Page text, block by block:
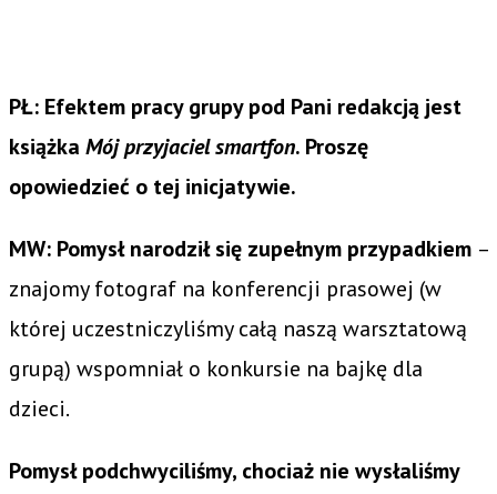
PŁ: Efektem pracy grupy pod Pani redakcją jest
książka Mój przyjaciel smartfon. Proszę
opowiedzieć o tej inicjatywie.
MW: Pomysł narodził się zupełnym przypadkiem –
znajomy fotograf na konferencji prasowej (w
której uczestniczyliśmy całą naszą warsztatową
grupą) wspomniał o konkursie na bajkę dla
dzieci.
Pomysł podchwyciliśmy, chociaż nie wysłaliśmy